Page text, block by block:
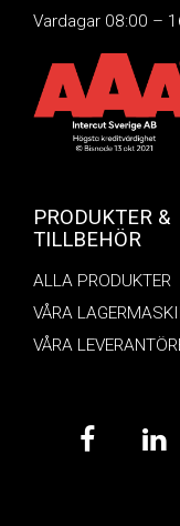
Vardagar 08:00 –
PRODUKTER &
TILLBEHÖR
ALLA PRODUKTER
VÅRA
VÅRA